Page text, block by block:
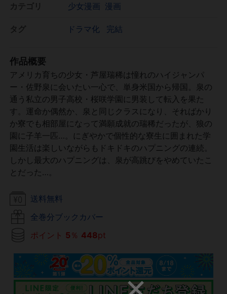
少女漫画 漫画
ドラマ化 完結
作品概要
アメリカ育ちの少女・芦屋瑞稀は憧れのハイジャンパ
ー・佐野泉に会いたい一心で、単身米国から帰国。泉の
通う私立の男子高校・桜咲学園に男装して転入を果た
す。運命か偶然か、泉と同じクラスになり、そればかり
か寮でも相部屋になって満願成就の瑞稀だったが、狼の
園に子羊一匹…。にぎやかで個性的な寮生に囲まれた学
園生活は楽しいながらもドキドキのハプニングの連続。
しかし最大のハプニングは、泉が高跳びをやめていたこ
とだった…。
送料無料
全巻分ブックカバー
ポイント 5 ％ 448pt